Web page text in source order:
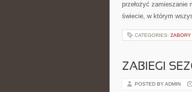
przełożyć zamieszanie
świecie, w którym
CATEGORIES: ZABORY
ZABIEGI
POSTED BY ADMIN